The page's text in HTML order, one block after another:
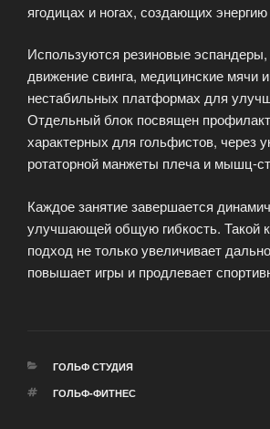
ягодицах и ногах, создающих
Используются резиновые
движение свинга, медицинские мячи
нестабильных платформах для
Отдельный блок посвящен
характерных для гольфистов, через
ротаторной манжеты плеча и мышц-
Каждое занятие завершается
улучшающей общую гибкость. Такой
подход не только увеличивает
повышает игры и продлевает
РУБРИКИ
ГОЛЬФ СТУДИЯ
МЕТКИ
ГОЛЬФ-ФИТНЕС